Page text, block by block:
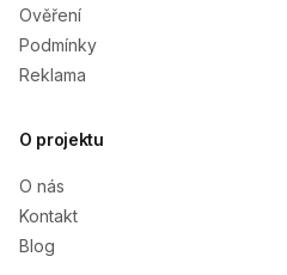
Ověření
Podmínky
Reklama
O projektu
O nás
Kontakt
Blog